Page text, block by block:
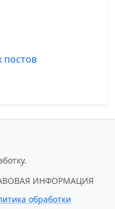
постов
ИНФОРМАЦИЯ
обработки